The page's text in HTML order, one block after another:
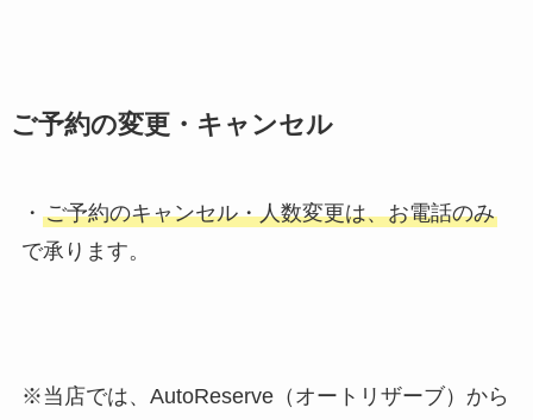
ご予約の変更・キャンセル
・ ご予約のキャンセル・人数変更は、お電話のみ
で承ります。
※当店では、AutoReserve（オートリザーブ）から